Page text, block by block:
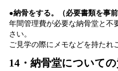
●納骨をする。（必要書類を事
年間管理費が必要な納骨堂と不
さい。
ご見学の際にメモなどを持たれ
14・納骨堂についての